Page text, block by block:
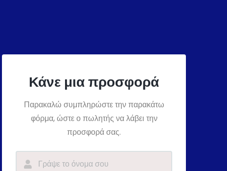
Κάνε μια προσφορά
Παρακαλώ συμπληρώστε την παρακάτω
φόρμα, ώστε ο πωλητής να λάβει την
προσφορά σας.